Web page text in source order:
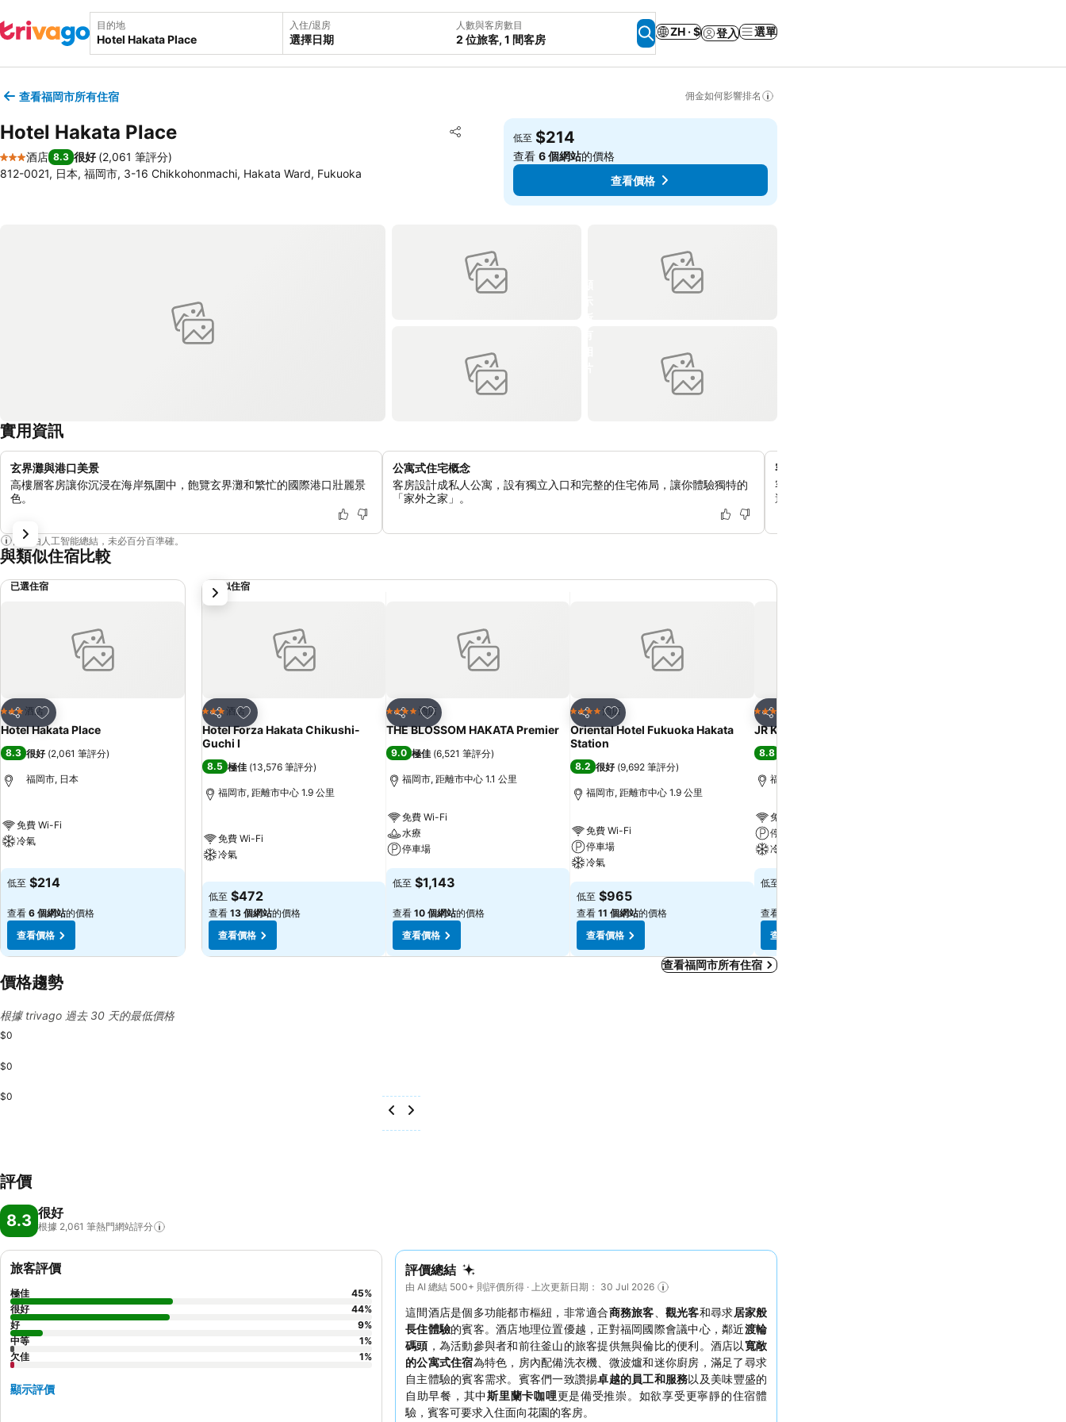
目的地 入住/退房
選擇日期
人數與客房數目
2 位旅客, 1 間客房
ZH · $ 登入 選單
查看福岡市所有住宿 佣金如何影響排名
Hotel Hakata Place 分享
放到收藏夾
3 星級
酒店 8.3 很好 (2,061 筆評分)
812-0021, 日本, 福岡市, 3-16 Chikkohonmachi, Hakata Ward, Fukuoka
低至 $214
查看6 個網站的價格
查看價格
實用資訊
玄界灘與港口美景
高樓層客房讓你沉浸在海岸氛圍中，飽覽玄界灘和繁忙的國際港口壯麗景
色。
公寓式住宅概念
客房設計成私人公寓，設有獨立入口和完整的住宅佈局，讓你體驗獨特的
「家外之家」。
客房內設小廚房和洗衣設施
客房內設有私人小廚房（附微波爐）和洗衣乾衣機，為你
適合長期住宿或家庭旅行。
內容由人工智能總結，未必百分百準確。
與類似住宿比較
已選住宿
分享
放到收藏夾
3 星級酒店
Hotel Hakata Place
8.3 很好 (2,061 筆評分)
福岡市, 日本
免費 Wi-Fi
冷氣
低至 $214
查看 6 個網站的價格
查看價格
類似住宿
分享
放到收藏夾
3 星級酒店
Hotel Forza Hakata Chikushi-
Guchi Ⅰ
8.5 極佳 (13,576 筆評分)
福岡市, 距離市中心 1.9 公里
免費 Wi-Fi
冷氣
低至 $472
查看 13 個網站的價格
查看價格
分享
放到收藏夾
4 星級 酒店
THE BLOSSOM HAKATA Premier
9.0 極佳 (6,521 筆評分)
福岡市, 距離市中心 1.1 公里
免費 Wi-Fi
水療
停車場
低至 $1,143
查看 10 個網站的價格
查看價格
分享
放到收藏夾
4 星級 酒店
Oriental Hotel Fukuoka Hakata
Station
8.2 很好 (9,692 筆評分)
福岡市, 距離市中心 1.9 公里
免費 Wi-Fi
停車場
冷氣
低至 $965
查看 11 個網站的價格
查看價格
分享
4 星級
JR Kyushu Blossom Hakata Chuo
8.8
福岡市, 距離市中心 1.5 公里
免費 Wi-Fi
停車場
冷氣
低至
查看
查看價格
下一步
查看福岡市所有住宿
價格趨勢
根據 trivago 過去 30 天的最低價格
$0
$0
$0
評價
8.3 很好
根據 2,061 筆熱門網站評分
評價總結
由 AI 總結 500+ 則評價所得 · 上次更新日期： 30 Jul 2026
這間酒店是個多功能都市樞紐，非常適合商務旅客 觀光客和尋求居家般
長住體驗的賓客。酒店地理位置優越，正對福岡國際會議中心，鄰近渡輪
碼頭 ，為活動參與者和前往釜山的旅客提供無與倫比的便利。酒店以寬敞
的公寓式住宿為特色，房內配備洗衣機、微波爐和迷你廚房，滿足了尋求
自主體驗的賓客需求。賓客們一致讚揚卓越的員工和服務以及美味豐盛的
自助早餐，其中斯里蘭卡咖哩更是備受推崇。如欲享受更寧靜的住宿體
驗，賓客可要求入住面向花園的客房。
旅客評價
極佳 45%
很好
44%
好
9%
中等
1%
欠佳
1%
顯示評價